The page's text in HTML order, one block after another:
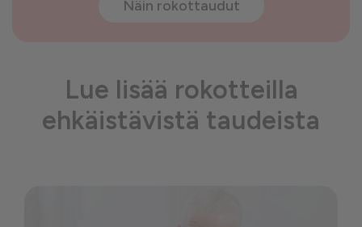
Näin rokottaudut
Lue lisää rokotteilla
ehkäistävistä taudeista